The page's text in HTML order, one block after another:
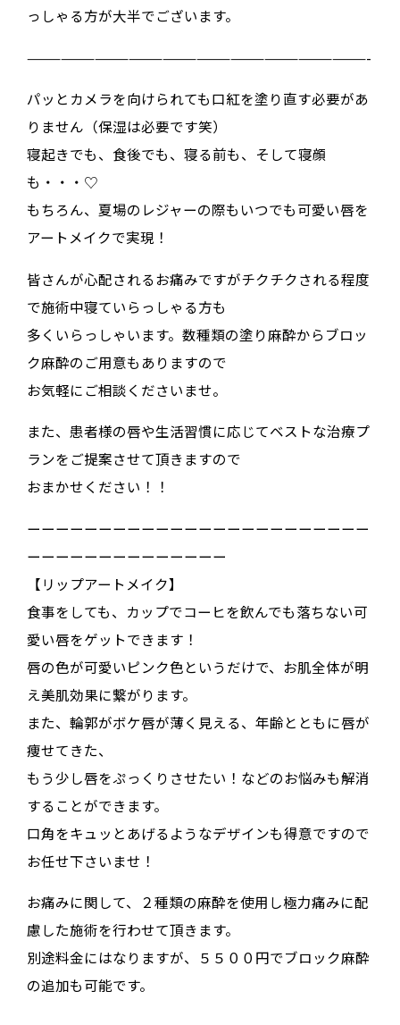
っしゃる方が大半でございます。
——————————————————————————————-
パッとカメラを向けられても口紅を塗り直す必要があ
りません（保湿は必要です笑）
寝起きでも、食後でも、寝る前も、そして寝顔
も・・・♡
もちろん、夏場のレジャーの際もいつでも可愛い唇を
アートメイクで実現！
皆さんが心配されるお痛みですがチクチクされる程度
で施術中寝ていらっしゃる方も
多くいらっしゃいます。数種類の塗り麻酔からブロッ
ク麻酔のご用意もありますので
お気軽にご相談くださいませ。
また、患者様の唇や生活習慣に応じてベストな治療プ
ランをご提案させて頂きますので
おまかせください！！
ーーーーーーーーーーーーーーーーーーーーーーーー
ーーーーーーーーーーーーーー
【リップアートメイク】
食事をしても、カップでコーヒを飲んでも落ちない可
愛い唇をゲットできます！
唇の色が可愛いピンク色というだけで、お肌全体が明
え美肌効果に繋がります。
また、輪郭がボケ唇が薄く見える、年齢とともに唇が
痩せてきた、
もう少し唇をぷっくりさせたい！などのお悩みも解消
することができます。
口角をキュッとあげるようなデザインも得意ですので
お任せ下さいませ！
お痛みに関して、２種類の麻酔を使用し極力痛みに配
慮した施術を行わせて頂きます。
別途料金にはなりますが、５５００円でブロック麻酔
の追加も可能です。